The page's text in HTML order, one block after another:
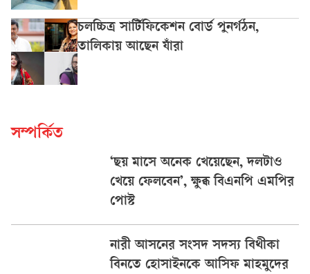
চলচ্চিত্র সার্টিফিকেশন বোর্ড পুনর্গঠন,
তালিকায় আছেন যাঁরা
সম্পর্কিত
‘ছয় মাসে অনেক খেয়েছেন, দলটাও
খেয়ে ফেলবেন’, ক্ষুব্ধ বিএনপি এমপির
পোস্ট
নারী আসনের সংসদ সদস্য বিথীকা
বিনতে হোসাইনকে আসিফ মাহমুদের